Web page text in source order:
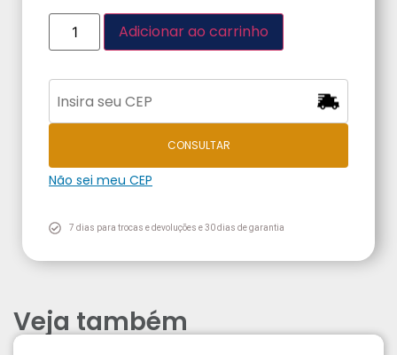
Adicionar ao carrinho
CONSULTAR
Não sei meu CEP
7 dias para trocas e devoluções e 30 dias de garantia
Veja também